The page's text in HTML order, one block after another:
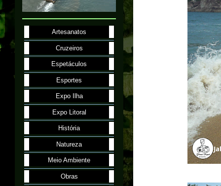
Artesanatos
Cruzeiros
Espetáculos
Esportes
Expo Ilha
Expo Litoral
História
Natureza
Meio Ambiente
Obras